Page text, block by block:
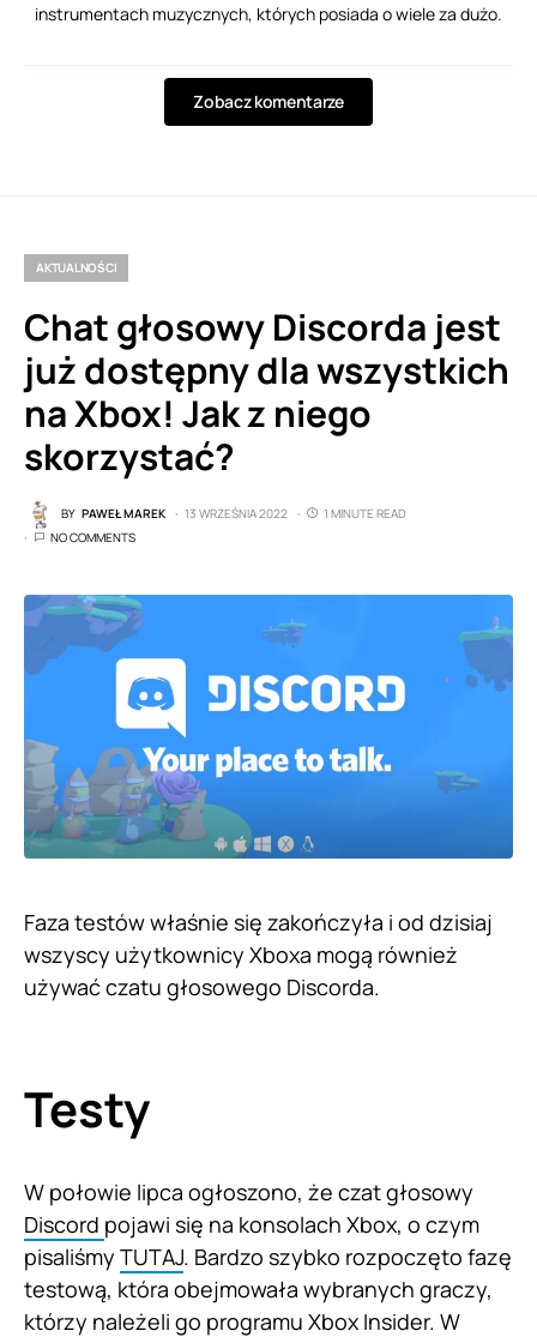
instrumentach muzycznych, których posiada o wiele za dużo.
Zobacz komentarze
AKTUALNOŚCI
Chat głosowy Discorda jest
już dostępny dla wszystkich
na Xbox! Jak z niego
skorzystać?
BY PAWEŁ MAREK 13 WRZEŚNIA 2022
1 MINUTE READ
NO COMMENTS
Faza testów właśnie się zakończyła i od dzisiaj
wszyscy użytkownicy Xboxa mogą również
używać czatu głosowego Discorda.
Testy
W połowie lipca ogłoszono, że czat głosowy
Discord pojawi się na konsolach Xbox, o czym
pisaliśmy TUTAJ. Bardzo szybko rozpoczęto fazę
testową, która obejmowała wybranych graczy,
którzy należeli go programu Xbox Insider. W